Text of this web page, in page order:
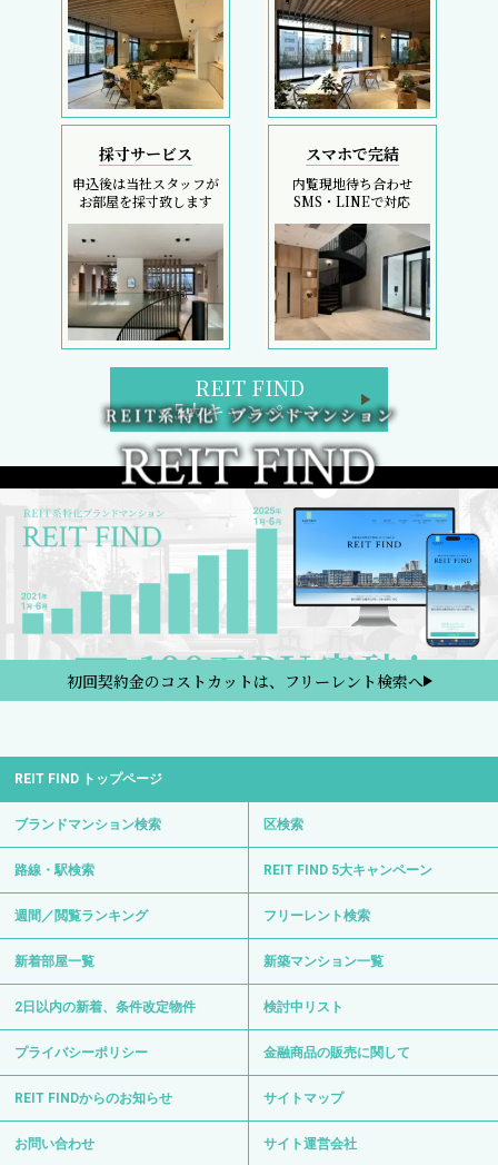
採寸サービス
申込後は当社スタッフが
お部屋を採寸致します
スマホで完結
内覧現地待ち合わせ
SMS・LINEで対応
REIT FIND
5大キャンペーン
初回契約金のコストカットは、フリーレント検索へ
REIT FIND トップページ
ブランドマンション検索 区検索
路線・駅検索 REIT FIND 5大キャンペーン
週間／閲覧ランキング フリーレント検索
新着部屋一覧 新築マンション一覧
2日以内の新着、条件改定物件 検討中リスト
プライバシーポリシー 金融商品の販売に関して
REIT FINDからのお知らせ サイトマップ
お問い合わせ サイト運営会社